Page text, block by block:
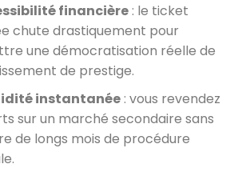
financière : le ticket
chute drastiquement pour
une démocratisation réelle de
de prestige.
instantanée : vous revendez
sur un marché secondaire sans
de longs mois de procédure